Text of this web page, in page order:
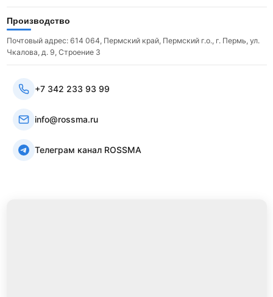
Производство
Почтовый адрес: 614 064, Пермский край, Пермский г.о., г. Пермь, ул.
Чкалова, д. 9, Строение 3
+7 342 233 93 99
info@rossma.ru
Телеграм канал ROSSMA